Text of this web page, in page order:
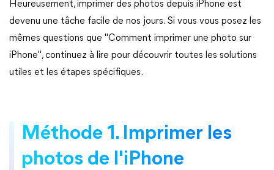
Heureusement, imprimer des photos depuis iPhone est
devenu une tâche facile de nos jours. Si vous vous posez les
mêmes questions que "Comment imprimer une photo sur
iPhone", continuez à lire pour découvrir toutes les solutions
utiles et les étapes spécifiques.
Méthode 1. Imprimer les
photos de l'iPhone